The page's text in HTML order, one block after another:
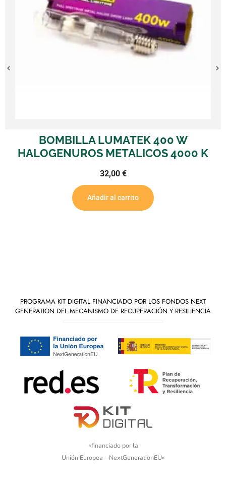
BOMBILLA LUMATEK 400 W
HALOGENUROS METALICOS 4000 K
32,00 €
Añadir al carrito
PROGRAMA KIT DIGITAL FINANCIADO POR LOS FONDOS NEXT
GENERATION DEL MECANISMO DE RECUPERACIÓN Y RESILIENCIA
«financiado por la
Unión Europea – NextGenerationEU»